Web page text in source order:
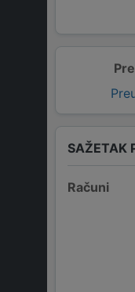
SAŽETAK
Računi